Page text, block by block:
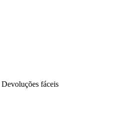
Devoluções fáceis